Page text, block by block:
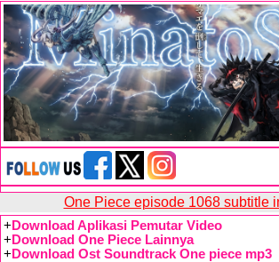
One Piece episode 1068 subtitle
+ Download Aplikasi Pemutar Video
+ Download One Piece Lainnya
+ Download Ost Soundtrack One piece mp3